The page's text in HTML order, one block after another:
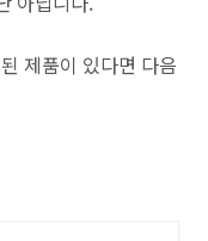
제품이 있다면 다음